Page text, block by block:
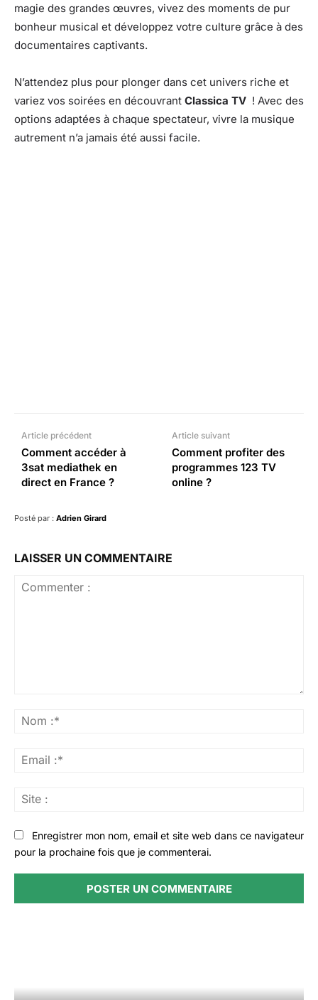
magie des grandes œuvres, vivez des moments de pur
bonheur musical et développez votre culture grâce à des
documentaires captivants.
N’attendez plus pour plonger dans cet univers riche et
variez vos soirées en découvrant Classica TV ! Avec des
options adaptées à chaque spectateur, vivre la musique
autrement n’a jamais été aussi facile.
Article précédent
Comment accéder à
3sat mediathek en
direct en France ?
Article suivant
Comment profiter des
programmes 123 TV
online ?
Posté par : Adrien Girard
LAISSER UN COMMENTAIRE
Enregistrer mon nom, email et site web dans ce navigateur
pour la prochaine fois que je commenterai.